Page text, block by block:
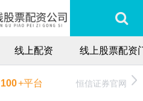
线上配资 线上股票配资
100+平台 恒信证券官网